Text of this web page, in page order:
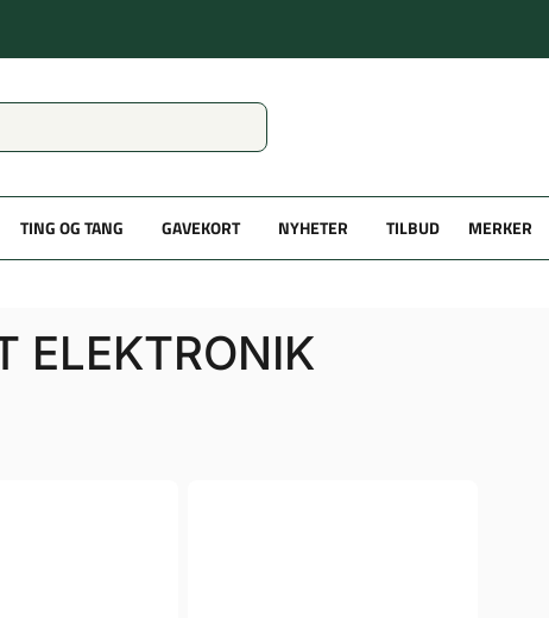
TING OG TANG GAVEKORT NYHETER TILBUD MERKER
ELEKTRONIK